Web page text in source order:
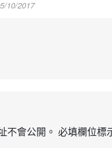
10/2017
不會公開。 必填欄位標